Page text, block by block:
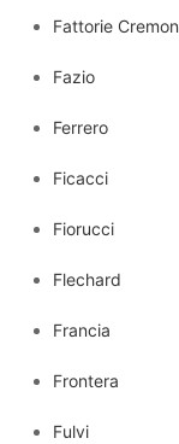
Fattorie
Fazio
Ferrero
Ficacci
Fiorucci
Flechard
Francia
Frontera
Fulvi